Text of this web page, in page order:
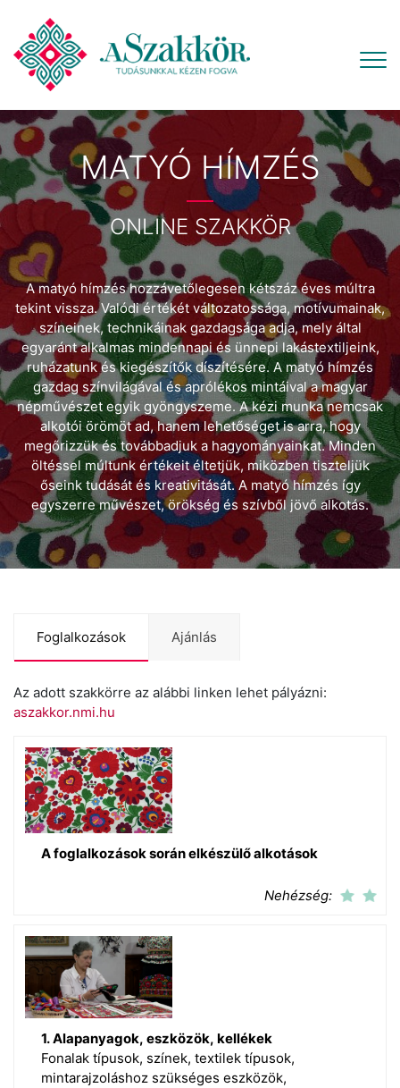
MATYÓ HÍMZÉS
ONLINE SZAKKÖR
A matyó hímzés hozzávetőlegesen kétszáz éves múltra
tekint vissza. Valódi értékét változatossága, motívumainak,
színeinek, technikáinak gazdagsága adja, mely által
egyaránt alkalmas mindennapi és ünnepi lakástextiljeink,
ruházatunk és kiegészítők díszítésére. A matyó hímzés
gazdag színvilágával és aprólékos mintáival a magyar
népművészet egyik gyöngyszeme. A kézi munka nemcsak
alkotói örömöt ad, hanem lehetőséget is arra, hogy
megőrizzük és továbbadjuk a hagyományainkat. Minden
öltéssel múltunk értékeit éltetjük, miközben tiszteljük
őseink tudását és kreativitását. A matyó hímzés így
egyszerre művészet, örökség és szívből jövő alkotás.
Foglalkozások Ajánlás
Az adott szakkörre az alábbi linken lehet pályázni:
aszakkor.nmi.hu
A foglalkozások során elkészülő alkotások
Nehézség:
1. Alapanyagok, eszközök, kellékek
Fonalak típusok, színek, textilek típusok,
mintarajzoláshoz szükséges eszközök,